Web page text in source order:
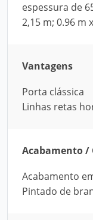
espessura de
2,15 m; 0.96 m
Vantagens
Porta clássica
Linhas retas
Acabamento /
Acabamento
Pintado de